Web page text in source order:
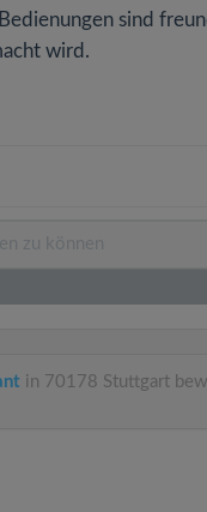
sind
wird.
in 70178 Stuttgart